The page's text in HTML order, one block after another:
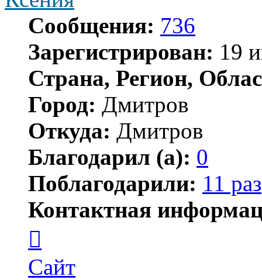
Сообщения: 736
Зарегистрирован: 19
Страна, Регион,
Город: Дмитров
Откуда: Дмитров
Благодарил (а): 0
Поблагодарили: 11 раз
Контактная
пользователя
Ксения
Сайт